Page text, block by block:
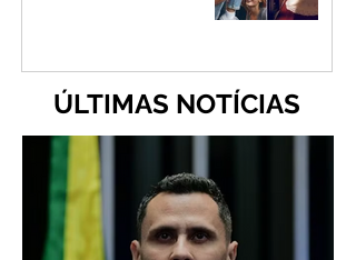
ÚLTIMAS NOTÍCIAS